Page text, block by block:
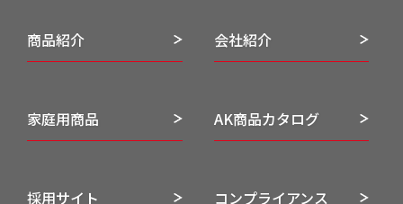
商品紹介 会社紹介
家庭用商品 AK商品カタログ
採用サイト コンプライアンス